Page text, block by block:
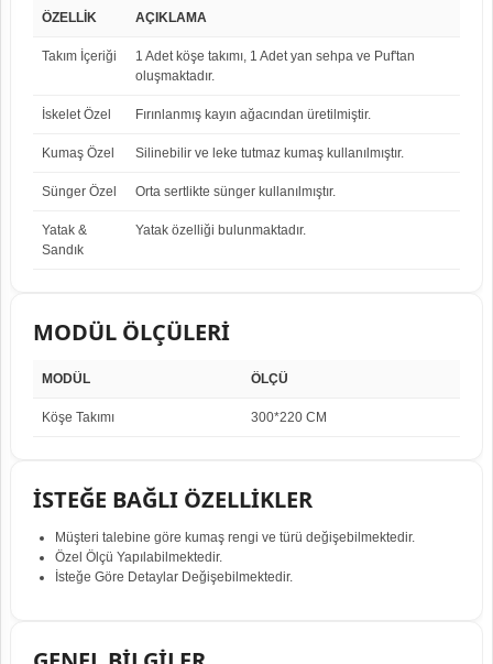
ÖZELLİK AÇIKLAMA
Takım İçeriği
1 Adet köşe takımı, 1 Adet yan sehpa ve Puf'tan
oluşmaktadır.
İskelet Özel Fırınlanmış kayın ağacından üretilmiştir.
Kumaş Özel Silinebilir ve leke tutmaz kumaş kullanılmıştır.
Sünger Özel Orta sertlikte sünger kullanılmıştır.
Yatak &
Sandık
Yatak özelliği bulunmaktadır.
MODÜL ÖLÇÜLERİ
MODÜL ÖLÇÜ
Köşe Takımı 300*220 CM
İSTEĞE BAĞLI ÖZELLİKLER
Müşteri talebine göre kumaş rengi ve türü değişebilmektedir.
Özel Ölçü Yapılabilmektedir.
İsteğe Göre Detaylar Değişebilmektedir.